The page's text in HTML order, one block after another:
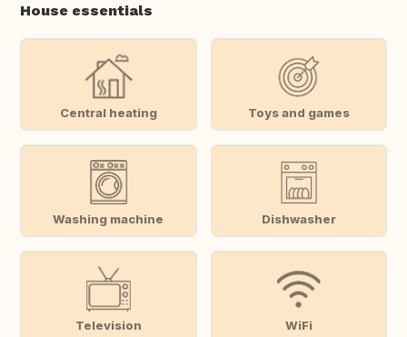
House essentials
Central heating Toys and games
Washing machine Dishwasher
Television WiFi